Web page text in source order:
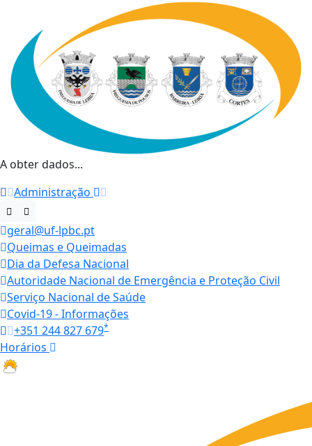
A obter dados...
Administração
geral@uf-lpbc.pt
Queimas e Queimadas
Dia da Defesa Nacional
Autoridade Nacional de Emergência e Proteção Civil
Serviço Nacional de Saúde
Covid-19 - Informações
+351 244 827 679*
Horários